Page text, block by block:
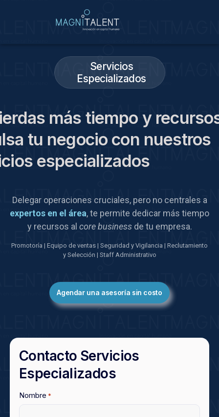
Servicios
Especializados
más tiempo y
tu negocio con nuestros
especializados
Delegar operaciones cruciales, pero no centrales a
expertos en el área, te permite dedicar más tiempo
y recursos al core businessde tu empresa.
Promotoría | Equipo de ventas | Seguridad y Vigilancia | Reclutamiento
y Selección | Staff Administrativo
Agendar una asesoría sin costo
Contacto Servicios
Especializados
Nombre *